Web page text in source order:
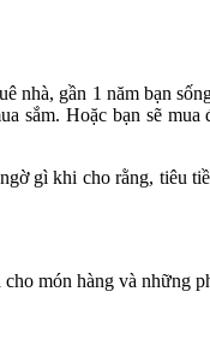
gần 1 năm bạn
Hoặc bạn sẽ
gì khi cho rằng, tiêu
món hàng và những